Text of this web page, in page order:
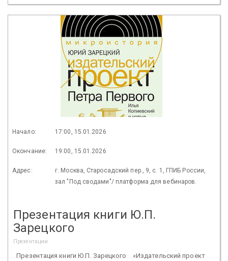
Начало: 17:00, 15.01.2026
Окончание: 19:00, 15.01.2026
Адрес:
г. Москва, Старосадский пер., 9, с. 1, ГПИБ России,
зал "Под сводами"/ платформа для вебинаров.
Презентация книги Ю.П.
Зарецкого
Презентации
Презентация книги Ю.П. Зарецкого «Издательский проект